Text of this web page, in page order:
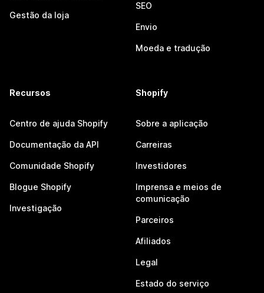
Gestão da loja
SEO
Envio
Moeda e tradução
Recursos
Centro de ajuda Shopify
Documentação da API
Comunidade Shopify
Blogue Shopify
Investigação
Shopify
Sobre a aplicação
Carreiras
Investidores
Imprensa e meios de
comunicação
Parceiros
Afiliados
Legal
Estado do serviço